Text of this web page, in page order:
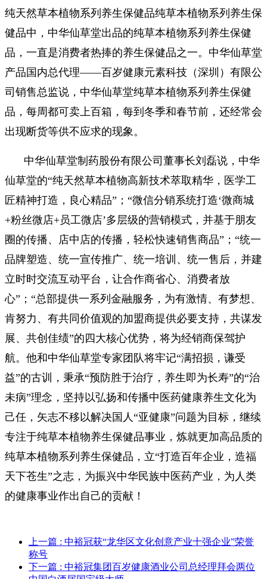
纯天然草本植物系列养生保健品纯草本植物系列养生保
健品中，中华仙草堂出品的纯草本植物系列养生保健
品，一直是消费者热捧的养生保健品之一。中华仙草堂
产品国内总代理——百岁健康元素科技（深圳）有限公
司销售总监说，中华仙草堂纯草本植物系列养生保健
品，每周都可卖上百箱，每到冬季和春节前，还经常会
出现断货等供不应求的现象。
中华仙草堂制药股份有限公司董事长刘磊说，中华
仙草堂的“纯天然草本植物高新技术萃取精华，医学工
匠精神打造，良心精品”；“微信分销系统打造‘微商城
+粉丝微店+员工微店’多层级的营销模式，并基于朋友
圈的传播、店中店的传播，轻松快速销售商品”；“统一
品牌塑造、统一宣传推广、统一培训、统一售后，并建
立时时交流互动平台，让合作商省心、消费者放
心”；“总部提供一系列金融服务，为有激情、有梦想、
肯努力、有共同价值观的加盟商提供必要支持，共谋发
展、共创佳绩”的四大核心优势，将为经销商保驾护
航。他和中华仙草堂专家团队将牢记“满招损，谦受
益”的古训，秉承“预防胜于治疗，养生即为长寿”的“治
未病”理念，坚持以弘扬和传播中医药健康养生文化为
己任，矢志不移以解决国人“亚健康”问题为目标，继续
专注于纯草本植物养生保健品事业，炼就更加高品质的
纯草本植物系列养生保健品，立“打造百年企业，造福
天下苍生”之志，为振兴中华民族中医药产业，为人类
的健康事业作出自己的贡献！
上一篇 : 中裕冠获“龙华区文化创意产业十强企业”荣誉
称号
下一篇 : 中裕冠集团百岁健康酒业公司总经理拜会两位